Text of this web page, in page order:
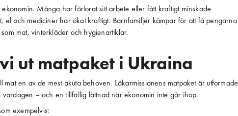
Många har förlorat sitt arbete eller fått kraftigt minskade
el och mediciner har ökat kraftigt. Barnfamiljer kämpar för att få pengarna
mat, vinterkläder och hygienartiklar.
ut matpaket i Ukraina
en av de mest akuta behoven. Läkarmissionens matpaket är utformade
– och en tillfällig lättnad när ekonomin inte går ihop.
exempelvis: